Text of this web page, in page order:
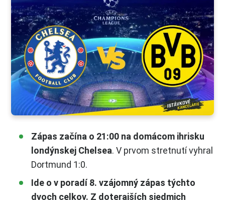
Zápas začína o 21:00 na domácom ihrisku
londýnskej Chelsea. V prvom stretnutí vyhral
Dortmund 1:0.
Ide o v poradí 8. vzájomný zápas týchto
dvoch celkov. Z doterajších siedmich